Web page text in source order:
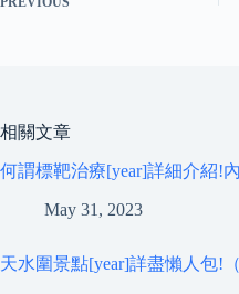
相關文章
何謂標靶治療[year]詳細介紹!
May 31, 2023
天水圍景點[year]詳盡懶人包!